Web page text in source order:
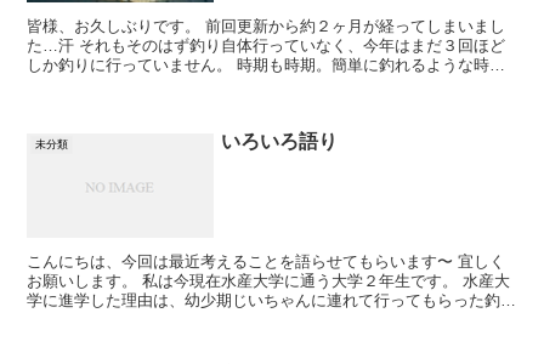
皆様、お久しぶりです。 前回更新から約２ヶ月が経ってしまいまし
た…汗 それもそのはず釣り自体行っていなく、今年はまだ３回ほど
しか釣りに行っていません。 時期も時期。簡単に釣れるような時期
未分類 いろいろ語り
こんにちは、今回は最近考えることを語らせてもらいます〜 宜しく
お願いします。 私は今現在水産大学に通う大学２年生です。 水産大
学に進学した理由は、幼少期じいちゃんに連れて行ってもらった釣り